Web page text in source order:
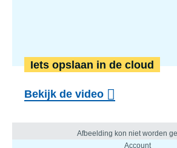
Iets opslaan in de cloud
Bekijk de video